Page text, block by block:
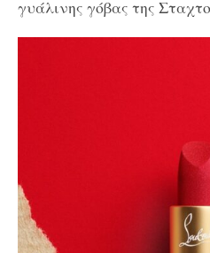
γυάλινης γόβας της